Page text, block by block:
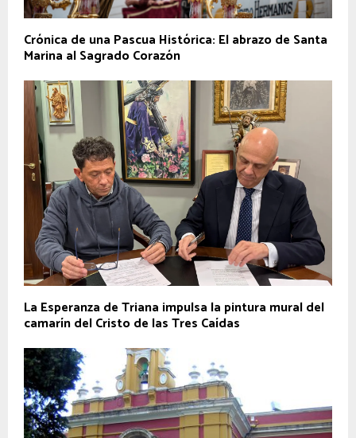
Crónica de una Pascua Histórica: El abrazo de Santa
Marina al Sagrado Corazón
La Esperanza de Triana impulsa la pintura mural del
camarín del Cristo de las Tres Caídas